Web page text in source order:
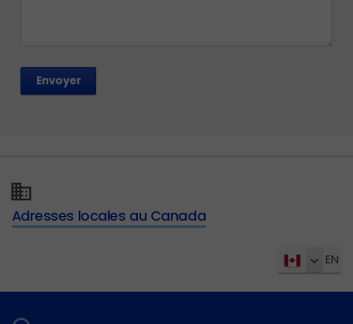
Envoyer
Adresses locales au Canada
EN